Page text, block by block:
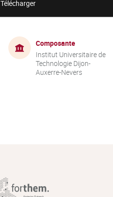
Télécharger
Composante
Institut Universitaire de
Technologie Dijon-
Auxerre-Nevers